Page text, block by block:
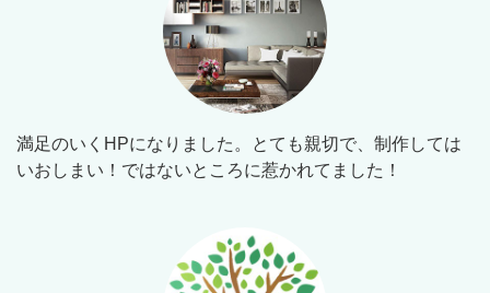
満足のいくHPになりました。とても親切で、制作しては
いおしまい！ではないところに惹かれてました！